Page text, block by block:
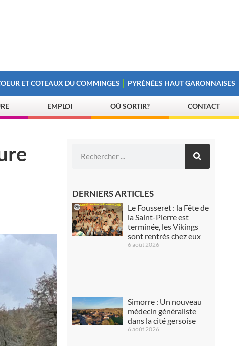
ET COTEAUX DU COMMINGES PYRÉNÉES HAUT GARONNAISES
EMPLOI OÙ SORTIR? CONTACT
DERNIERS ARTICLES
Le Fousseret : la Fête de
la Saint-Pierre est
terminée, les Vikings
sont rentrés chez eux
6 août 2026
Simorre : Un nouveau
médecin généraliste
dans la cité gersoise
6 août 2026